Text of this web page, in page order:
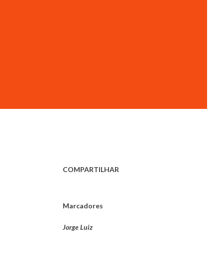
COMPARTILHAR
Marcadores
Jorge Luiz